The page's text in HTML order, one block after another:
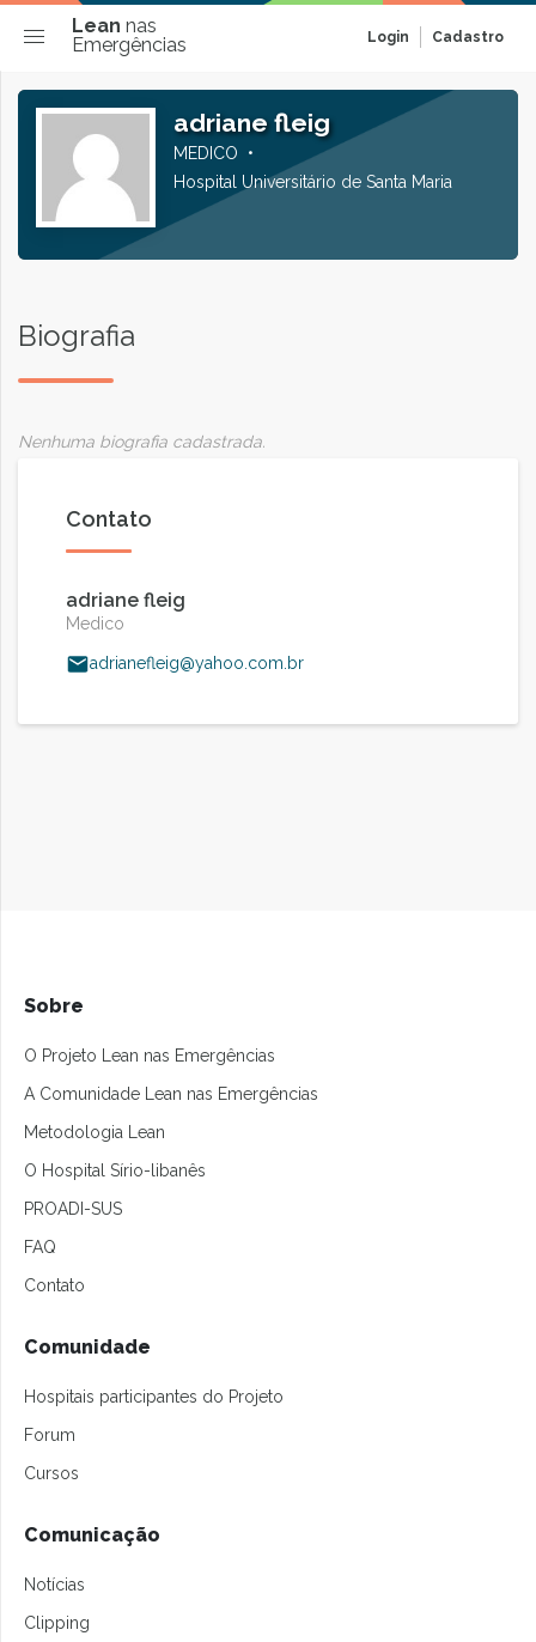
Lean nas
Emergências
Login Cadastro
adriane fleig
MEDICO
Hospital Universitário de Santa Maria
Biografia
Nenhuma biografia cadastrada.
Contato
adriane fleig
Medico
adrianefleig@yahoo.com.br
Sobre
O Projeto Lean nas Emergências
A Comunidade Lean nas Emergências
Metodologia Lean
O Hospital Sírio-libanês
PROADI-SUS
FAQ
Contato
Comunidade
Hospitais participantes do Projeto
Forum
Cursos
Comunicação
Notícias
Clipping